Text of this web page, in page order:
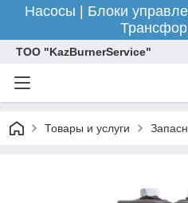
Насосы | Блоки
ТОО "KazBurnerService"
Товары и услуги